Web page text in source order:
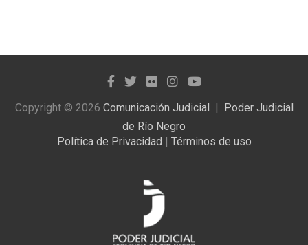
Copyright © 2026 Comunicación Judicial
Poder Judicial
de Río Negro
Política de Privacidad | Términos de uso